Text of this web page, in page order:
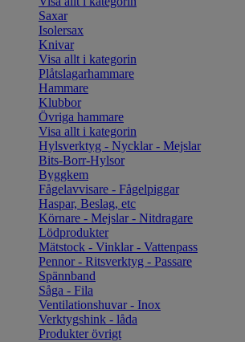
Saxar
Isolersax
Knivar
Visa allt i kategorin
Plåtslagarhammare
Hammare
Klubbor
Övriga hammare
Visa allt i kategorin
Hylsverktyg - Nycklar - Mejslar
Bits-Borr-Hylsor
Byggkem
Fågelavvisare - Fågelpiggar
Haspar, Beslag, etc
Körnare - Mejslar - Nitdragare
Lödprodukter
Mätstock - Vinklar - Vattenpass
Pennor - Ritsverktyg - Passare
Spännband
Såga - Fila
Ventilationshuvar - Inox
Verktygshink - låda
Produkter övrigt